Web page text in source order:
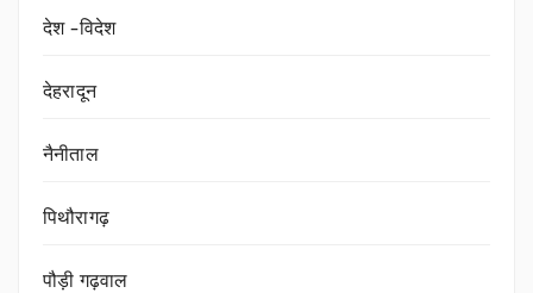
देश -विदेश
देहरादून
नैनीताल
पिथौरागढ़
पौड़ी गढ़वाल